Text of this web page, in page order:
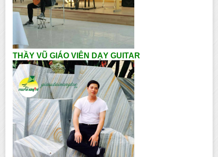
THẦY VŨ GIÁO VIÊN DẠY GUITAR